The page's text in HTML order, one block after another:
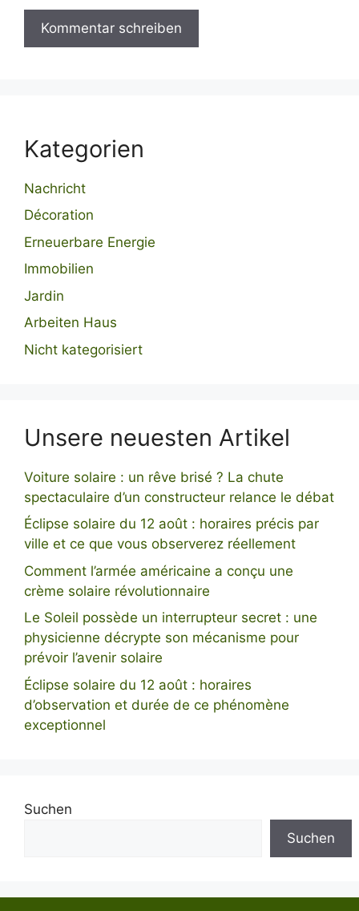
Kategorien
Nachricht
Décoration
Erneuerbare Energie
Immobilien
Jardin
Arbeiten Haus
Nicht kategorisiert
Unsere neuesten Artikel
Voiture solaire : un rêve brisé ? La chute
spectaculaire d’un constructeur relance le débat
Éclipse solaire du 12 août : horaires précis par
ville et ce que vous observerez réellement
Comment l’armée américaine a conçu une
crème solaire révolutionnaire
Le Soleil possède un interrupteur secret : une
physicienne décrypte son mécanisme pour
prévoir l’avenir solaire
Éclipse solaire du 12 août : horaires
d’observation et durée de ce phénomène
exceptionnel
Suchen
Suchen